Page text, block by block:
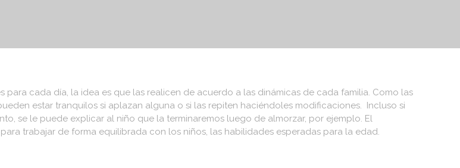
cada día, la idea es que las realicen de acuerdo a las dinámicas de cada familia. Como las
estar tranquilos si aplazan alguna o si las repiten haciéndoles modificaciones. Incluso si
se le puede explicar al niño que la terminaremos luego de almorzar, por ejemplo. El
trabajar de forma equilibrada con los niños, las habilidades esperadas para la edad.